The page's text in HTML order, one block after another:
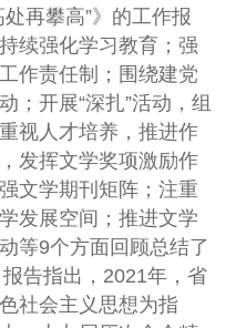
再攀高”》的工作报
续强化学习教育；强
作责任制；围绕建党
；开展“深扎”活动，组
视人才培养，推进作
发挥文学奖项激励作
文学期刊矩阵；注重
发展空间；推进文学
等9个方面回顾总结了
告指出，2021年，省
社会主义思想为指